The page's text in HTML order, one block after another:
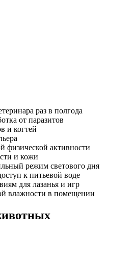
раз в полгода
от паразитов
и когтей
физической активности
и кожи
режим светового дня
к питьевой воде
для лазанья и игр
влажности в помещении